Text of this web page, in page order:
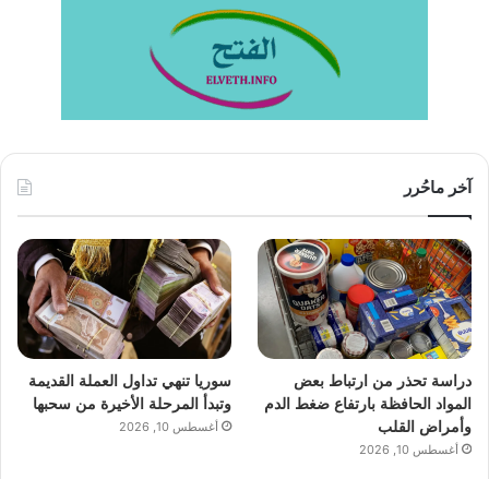
آخر ماحُرر
دراسة تحذر من ارتباط بعض
المواد الحافظة بارتفاع ضغط الدم
وأمراض القلب
أغسطس 10, 2026
سوريا تنهي تداول العملة القديمة
وتبدأ المرحلة الأخيرة من سحبها
أغسطس 10, 2026